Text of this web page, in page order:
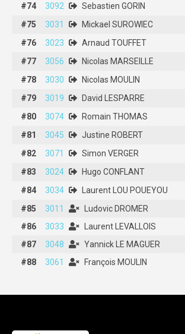
#74
3092 Sebastien GORIN
#75
3031 Mickael SUROWIEC
#76
3023 Arnaud TOUFFET
#77
3056 Nicolas MARSEILLE
#78
3030 Nicolas MOULIN
#79
3019 David LESPARRE
#80
3074 Romain THOMAS
#81
3045 Justine ROBERT
#82
3071 Simon VERGER
#83
3024 Hugo CONFLANT
#84
3034 Laurent LOU POUEYOU
#85
3011
Ludovic DROMER
#86
3033
Laurent LEVALLOIS
#87
3048
Yannick LE MAGUER
#88
3061 François MOULIN
#74
3092
Sebastien GORIN
#75
3031
Mickael SUROWIEC
#76
3023
Arnaud TOUFFET
#77
3056
Nicolas MARSEILLE
#78
3030
Nicolas MOULIN
#79
3019
David LESPARRE
#80
3074
Romain THOMAS
#81
3045
Justine ROBERT
#82
3071
Simon VERGER
#83
3024
Hugo CONFLANT
#84
3034
Laurent LOU POUEYOU
#85
3011
Ludovic DROMER
#86
3033
Laurent LEVALLOIS
#87
3048
Yannick LE MAGUER
#88
3061 François MOULIN